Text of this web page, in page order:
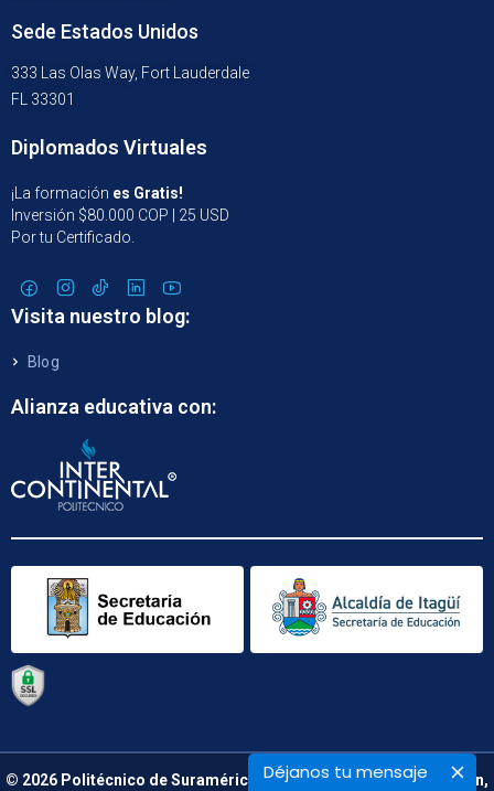
Déjanos tu mensaje
Sede Estados Unidos
333 Las Olas Way, Fort Lauderdale
FL 33301
Diplomados Virtuales
¡La formación es Gratis!
Inversión $80.000 COP | 25 USD
Por tu Certificado.
Visita nuestro blog:
Blog
Alianza educativa con:
© 2026 Politécnico de Suramérica. Calle 48 B N° 66 – 09. Medellín,